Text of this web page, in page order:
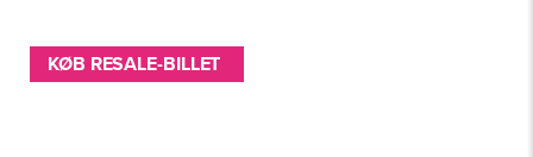
KØB RESALE-BILLET